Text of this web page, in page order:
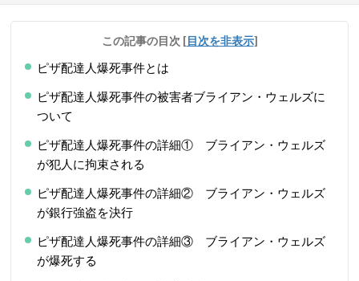
この記事の目次 [目次を非表示]
ピザ配達人爆死事件とは
ピザ配達人爆死事件の被害者ブライアン・ウェルズに
ついて
ピザ配達人爆死事件の詳細① ブライアン・ウェルズ
が犯人に拘束される
ピザ配達人爆死事件の詳細② ブライアン・ウェルズ
が銀行強盗を決行
ピザ配達人爆死事件の詳細③ ブライアン・ウェルズ
が爆死する